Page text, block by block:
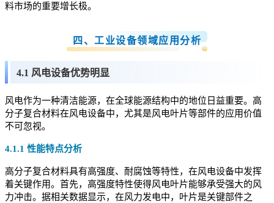
料市场的重要增长极。
四、工业设备领域应用分析
4.1 风电设备优势明显
风电作为一种清洁能源，在全球能源结构中的地位日益重要。高
分子复合材料在风电设备中，尤其是风电叶片等部件的应用价值
不可忽视。
4.1.1 性能特点分析
高分子复合材料具有高强度、耐腐蚀等特性，在风电设备中发挥
着关键作用。首先，高强度特性使得风电叶片能够承受强大的风
力冲击。据相关数据显示，在风力发电中，叶片是关键部件之